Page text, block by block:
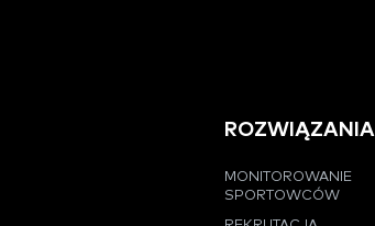
ROZWIĄZANIA
MONITOROWANIE
SPORTOWCÓW